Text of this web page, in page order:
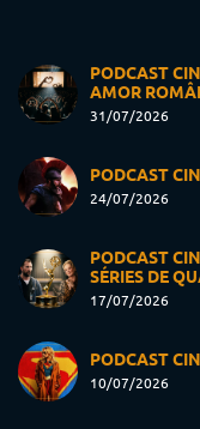
PODCAST
AMOR
31/07/2026
PODCAST
24/07/2026
PODCAST
SÉRIES DE
17/07/2026
PODCAST
10/07/2026